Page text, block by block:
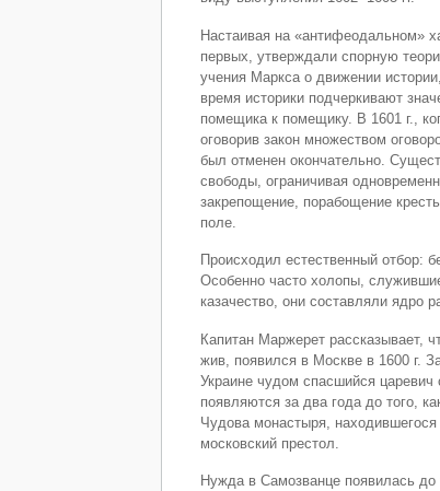
Настаивая на «антифеодальном»
первых, утверждали спорную
учения Маркса о движении
время историки подчеркивают
помещика к помещику. В 1601 г.,
оговорив закон множеством
был отменен окончательно.
свободы, ограничивая
закрепощение, порабощение
поле.
Происходил естественный отбор:
Особенно часто холопы,
казачество, они составляли ядро
Капитан Маржерет рассказывает,
жив, появился в Москве в 1600 г.
Украине чудом спасшийся
появляются за два года до того,
Чудова монастыря,
московский престол.
Нужда в Самозванце появилась до